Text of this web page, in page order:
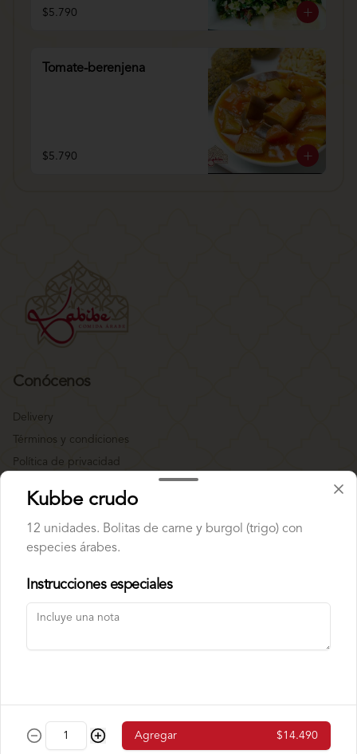
$5.790
Tomate-berenjena
$5.790
Conócenos
Delivery
Términos y condiciones
Política de privacidad
Redes sociales
Instagram
Facebook
Iniciar sesión
Kubbe crudo
12 unidades. Bolitas de carne y burgol (trigo) con
especies árabes.
Instrucciones especiales
Agregar $14.490